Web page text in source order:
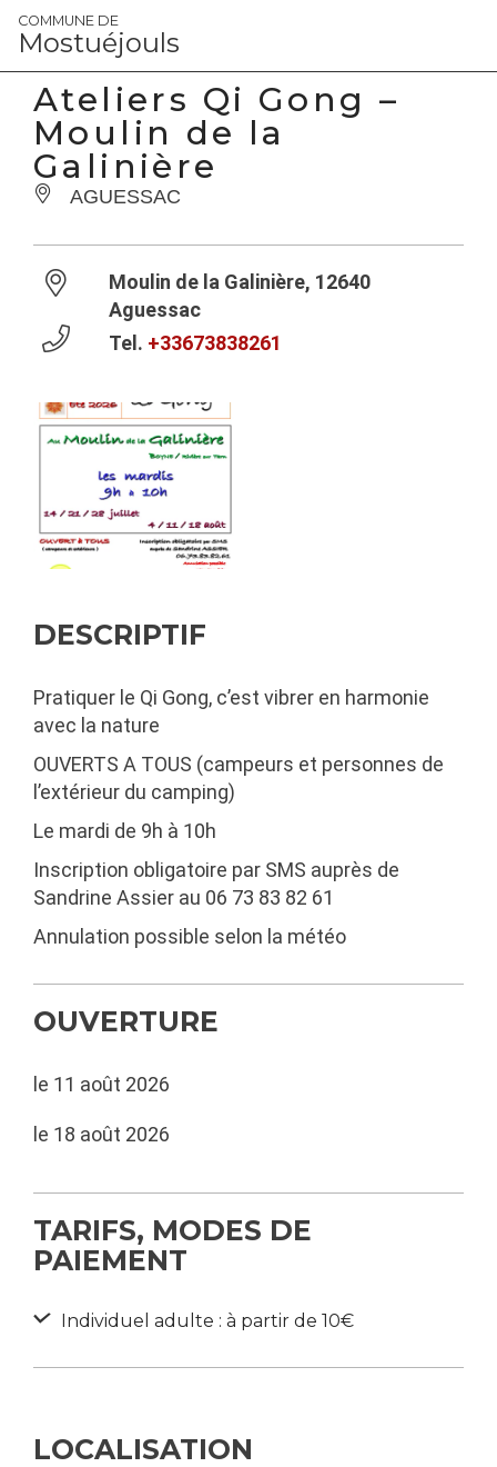
Panneau de gestion des cookies
COMMUNE DE
Mostuéjouls
Ateliers Qi Gong –
Moulin de la
Galinière
AGUESSAC
Moulin de la Galinière, 12640
Aguessac
Tel. +33673838261
DESCRIPTIF
Pratiquer le Qi Gong, c’est vibrer en harmonie
avec la nature
OUVERTS A TOUS (campeurs et personnes de
l’extérieur du camping)
Le mardi de 9h à 10h
Inscription obligatoire par SMS auprès de
Sandrine Assier au 06 73 83 82 61
Annulation possible selon la météo
OUVERTURE
le 11 août 2026
le 18 août 2026
TARIFS, MODES DE
PAIEMENT
Individuel adulte : à partir de 10€
LOCALISATION